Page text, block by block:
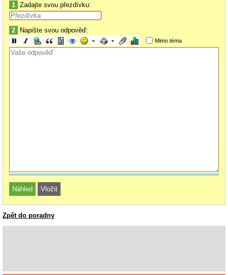
1 Zadajte svou přezdívku:
2 Napište svou odpověď:
Mimo téma
Zpět do poradny